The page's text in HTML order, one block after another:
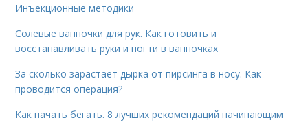
Инъекционные методики
Солевые ванночки для рук. Как готовить и
восстанавливать руки и ногти в ванночках
За сколько зарастает дырка от пирсинга в носу. Как
проводится операция?
Как начать бегать. 8 лучших рекомендаций начинающим